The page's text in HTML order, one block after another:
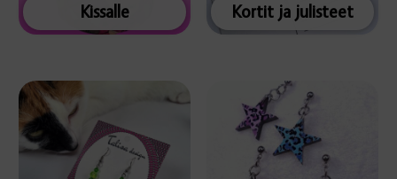
Kissalle Kortit ja julisteet